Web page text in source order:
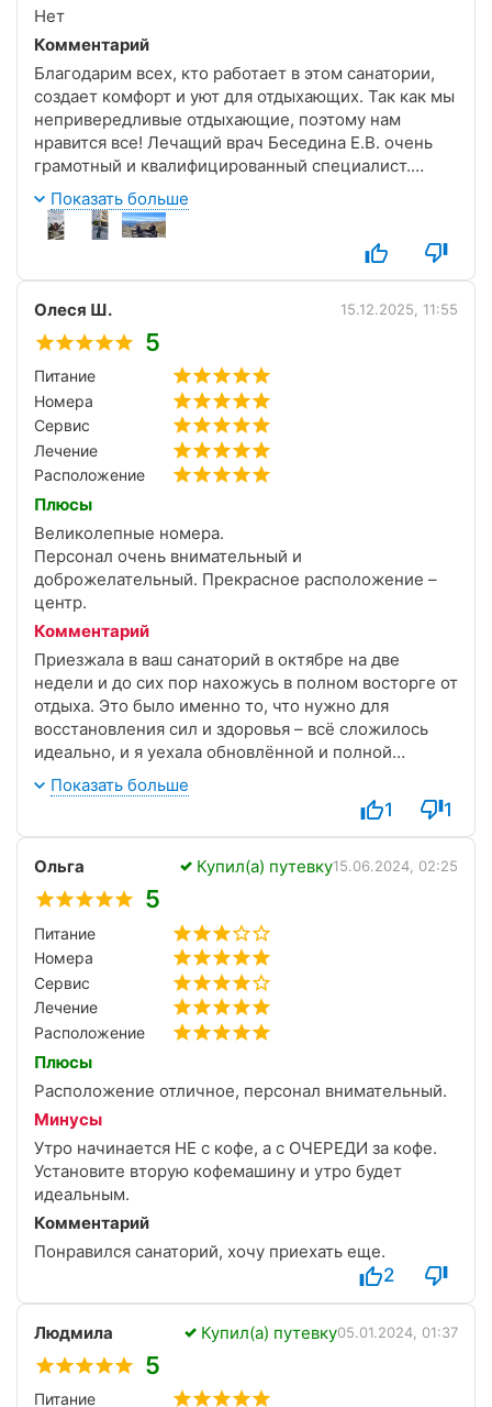
Нет
Комментарий
Благодарим всех, кто работает в этом санатории,
создает комфорт и уют для отдыхающих. Так как мы
непривередливые отдыхающие, поэтому нам
нравится все! Лечащий врач Беседина Е.В. очень
грамотный и квалифицированный специалист.
Младший мед.персонал на процедурах очень
квалифицированный и доброжелательный. Сфера
обслуживания так же на высоте. В столовой кормят
вкусно и разнообразно. Официанты, которые
обслуживали наш стол Анжелика и Надежда
настоящие умнички! Намеренны приехать сюда
Показать больше
Олеся Ш. 15.12.2025, 11:55
5
Питание
Номера
Сервис
Лечение
Расположение
Плюсы
Великолепные номера.
Персонал очень внимательный и
доброжелательный. Прекрасное расположение –
центр.
Комментарий
Приезжала в ваш санаторий в октябре на две
недели и до сих пор нахожусь в полном восторге от
отдыха. Это было именно то, что нужно для
восстановления сил и здоровья – всё сложилось
идеально, и я уехала обновлённой и полной
энергии.
Номера просторные, светлые, после свежего
ремонта, с удобной мебелью и всем необходимым.
Чистота идеальная, уборка ежедневная и очень
аккуратная. Горничные, официанты, сотрудники
ресепшена - все приветливые, внимательные,
всегда готовы помочь с улыбкой и добрым словом.
Расположение санатория в городе просто
прекрасное. Всё в шаговой доступности - парк,
бюветы, магазины, аптеки. Гуляла каждый день,
дышала свежим воздухом, и это стало лучшим
дополнением к лечению. Удобно и тем, кто
приезжает на машине, и тем, кто любит пешие
прогулки.
Врач Аванесов Самвел Юрьевич – профессионал
высочайшего уровня. Очень внимательный, всё
объясняет, регулирует давление и температуру так,
чтобы было максимально комфортно и эффективно.
После каждого сеанса чувствовала, как уходит
напряжение из мышц, улучшается
кровообращение, появляется лёгкость во всём
теле.
Показать больше
1 1
Ольга Купил(а) путевку15.06.2024, 02:25
5
Питание
Номера
Сервис
Лечение
Расположение
Плюсы
Расположение отличное, персонал внимательный.
Минусы
Утро начинается НЕ с кофе, а с ОЧЕРЕДИ за кофе.
Установите вторую кофемашину и утро будет
идеальным.
Комментарий
Понравился санаторий, хочу приехать еще.
2
Людмила Купил(а) путевку05.01.2024, 01:37
5
Питание